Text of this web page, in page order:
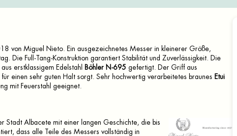
von Miguel Nieto. Ein ausgezeichnetes Messer in kleinerer Größe,
Die Full-Tang-Konstruktion garantiert Stabilität und Zuverlässigkeit. Die
erstklassigem Edelstahl
Böhler N-695 gefertigt. Der Griff aus
einen sehr guten Halt sorgt. Sehr hochwertig verarbeitetes braunes Etui
mit Feuerstahl geeignet.
Stadt Albacete mit einer langen Geschichte, die bis
dass alle Teile des Messers vollständig in